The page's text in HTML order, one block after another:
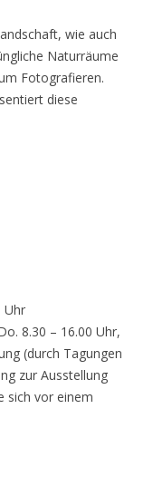
wie auch
Naturräume
Fotografieren.
diese
Uhr
8.30 – 16.00 Uhr,
(durch Tagungen
zur Ausstellung
sich vor einem